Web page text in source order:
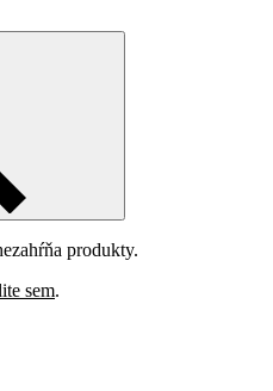
produkty.
sem.